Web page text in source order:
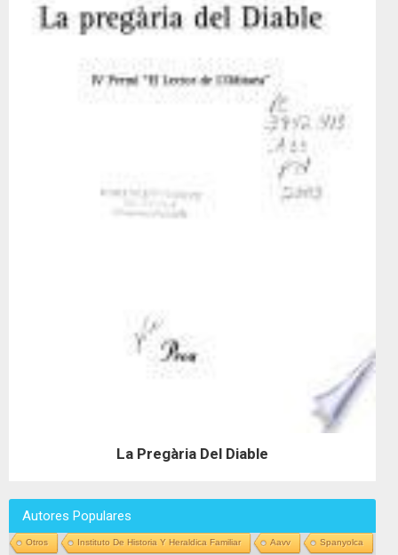
La Pregària Del Diable
Autores Populares
Otros Instituto De Historia Y Heraldica Familiar Aavv Spanyolca